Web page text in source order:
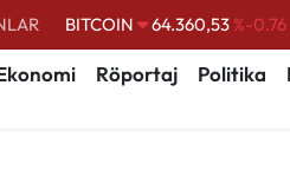
BITCOIN 64.360,53 %-0.76
DOLAR
47,7069%0.17
Röportaj Politika